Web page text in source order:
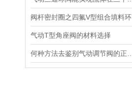
阀杆密封圈之四氟V型组合填料环
气动T型角座阀的材料选择